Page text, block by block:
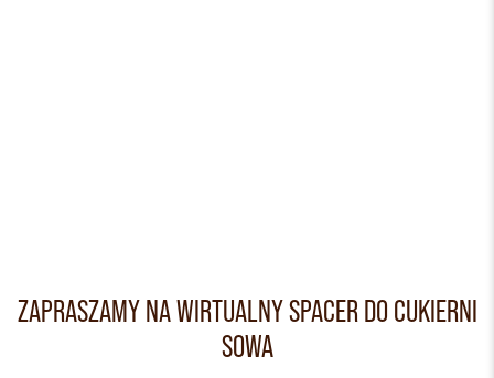
ZAPRASZAMY NA WIRTUALNY SPACER DO CUKIERNI
SOWA